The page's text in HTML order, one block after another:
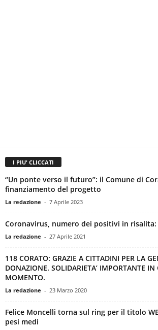
I PIU' CLICCATI
“Un ponte verso il futuro”: il Comune di
finanziamento del progetto
La redazione - 7 Aprile 2023
Coronavirus, numero dei positivi in risalita:
La redazione - 27 Aprile 2021
118 CORATO: GRAZIE A CITTADINI PER LA
DONAZIONE. SOLIDARIETA’ IMPORTANTE IN
MOMENTO.
La redazione - 23 Marzo 2020
Felice Moncelli torna sul ring per il titolo
pesi medi